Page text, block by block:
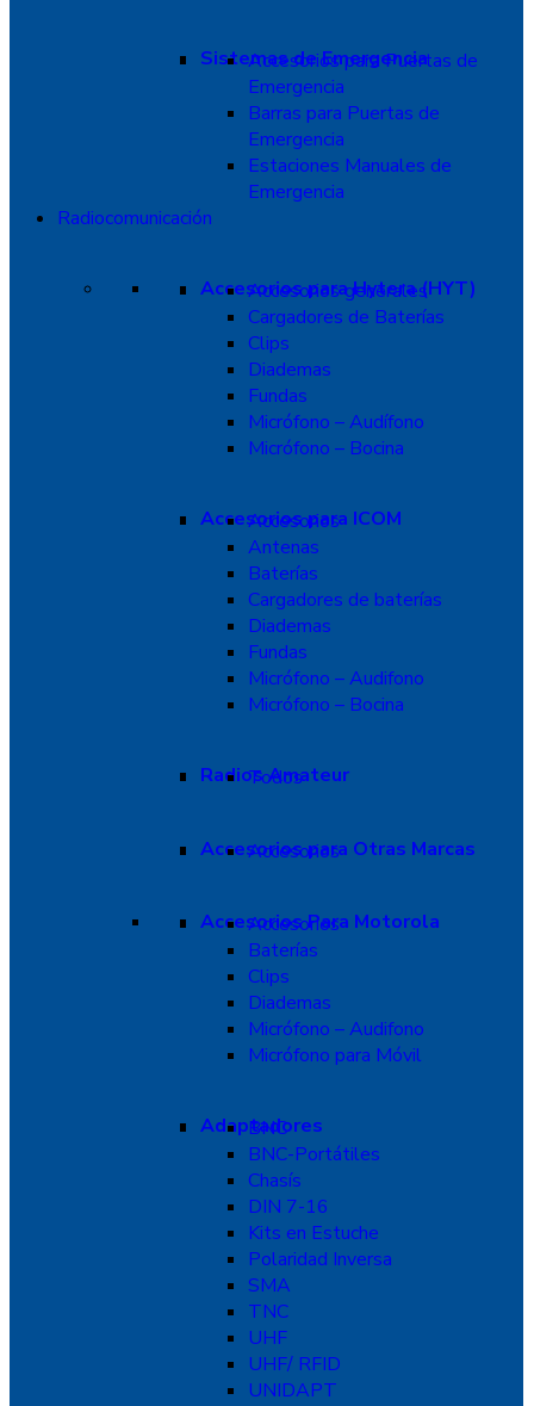
Sistemas de Emergencia
Accesorios para Puertas de
Emergencia
Barras para Puertas de
Emergencia
Estaciones Manuales de
Emergencia
Radiocomunicación
Accesorios para Hytera (HYT)
Accesorios generales
Cargadores de Baterías
Clips
Diademas
Fundas
Micrófono – Audífono
Micrófono – Bocina
Accesorios para ICOM
Accesorios
Antenas
Baterías
Cargadores de baterías
Diademas
Fundas
Micrófono – Audifono
Micrófono – Bocina
Radios Amateur
Todos
Accesorios para Otras Marcas
Accesorios
Accesorios Para Motorola
Accesorios
Baterías
Clips
Diademas
Micrófono – Audifono
Micrófono para Móvil
Adaptadores
BNC
BNC-Portátiles
Chasís
DIN 7-16
Kits en Estuche
Polaridad Inversa
SMA
TNC
UHF
UHF/ RFID
UNIDAPT